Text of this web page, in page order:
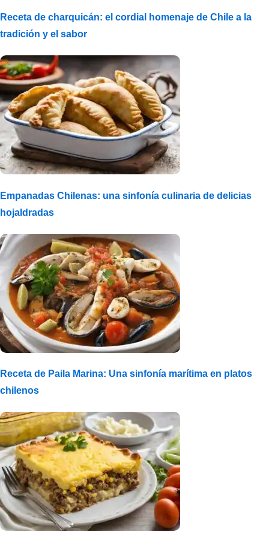
Receta de charquicán: el cordial homenaje de Chile a la
tradición y el sabor
Empanadas Chilenas: una sinfonía culinaria de delicias
hojaldradas
Receta de Paila Marina: Una sinfonía marítima en platos
chilenos